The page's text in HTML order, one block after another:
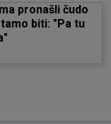
pronašli čudo
biti: "Pa tu